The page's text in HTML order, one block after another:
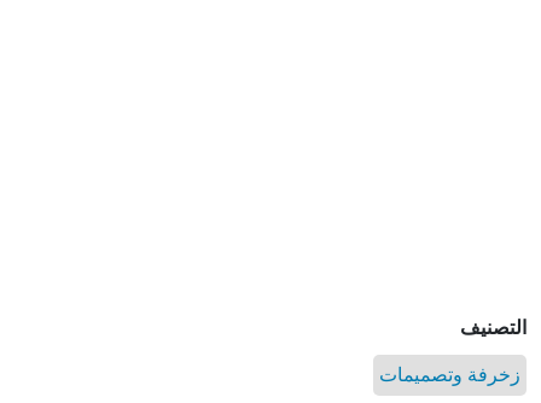
التصنيف
زخرفة وتصميمات